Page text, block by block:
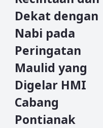
Dekat dengan
Nabi pada
Peringatan
Maulid yang
Digelar HMI
Cabang
Pontianak